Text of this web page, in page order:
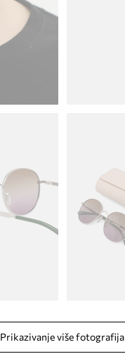
Prikazivanje više fotografija